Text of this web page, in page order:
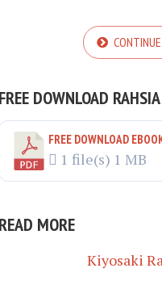
FREE DOWNLOAD
FREE DOWNLOAD
1 file(s) 1 MB
READ MORE
Kiyosaki